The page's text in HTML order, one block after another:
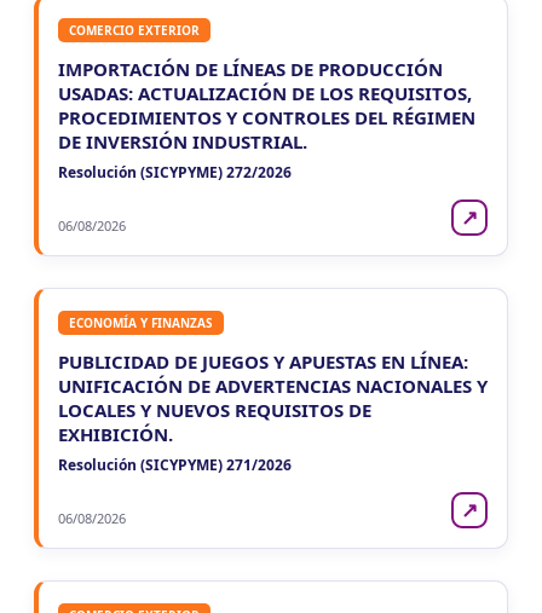
COMERCIO EXTERIOR
IMPORTACIÓN DE LÍNEAS DE PRODUCCIÓN
USADAS: ACTUALIZACIÓN DE LOS REQUISITOS,
PROCEDIMIENTOS Y CONTROLES DEL RÉGIMEN
DE INVERSIÓN INDUSTRIAL.
Resolución (SICYPYME) 272/2026
06/08/2026 ↗
ECONOMÍA Y FINANZAS
PUBLICIDAD DE JUEGOS Y APUESTAS EN LÍNEA:
UNIFICACIÓN DE ADVERTENCIAS NACIONALES Y
LOCALES Y NUEVOS REQUISITOS DE
EXHIBICIÓN.
Resolución (SICYPYME) 271/2026
06/08/2026 ↗